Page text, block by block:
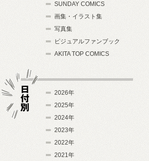
SUNDAY COMICS
画集・イラスト集
写真集
ビジュアルファンブック
AKITA TOP COMICS
2026年
2025年
2024年
2023年
2022年
2021年